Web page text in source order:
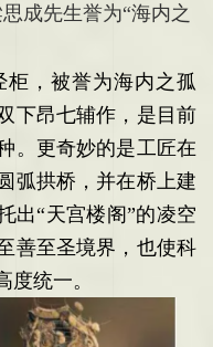
成先生誉为“海内之
，被誉为海内之孤
下昂七辅作，是目前
。更奇妙的是工匠在
弧拱桥，并在桥上建
出“天宫楼阁”的凌空
善至圣境界，也使科
统一。